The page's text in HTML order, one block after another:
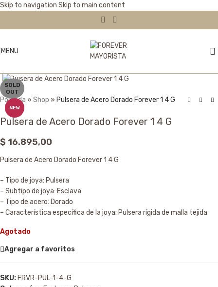
Skip to navigation Skip to main content
MENU
SOLD
OUT
NEW
Portada » Shop » Pulsera de Acero Dorado Forever 1 4 G
Pulsera de Acero Dorado Forever 1 4 G
$ 16.895,00
Pulsera de Acero Dorado Forever 1 4 G
– Tipo de joya: Pulsera
– Subtipo de joya: Esclava
– Tipo de acero: Dorado
– Característica específica de la joya: Pulsera rígida de malla tejida
Agotado
Agregar a favoritos
SKU: FRVR-PUL-1-4-G